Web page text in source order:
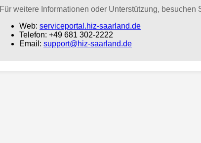
Für weitere Informationen oder Unterstützung, besuchen
Web: serviceportal.hiz-saarland.de
Telefon: +49 681 302-2222
Email: support@hiz-saarland.de